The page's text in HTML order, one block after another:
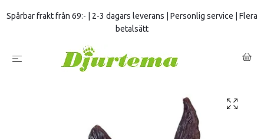
Spårbar frakt från 69:- | 2-3 dagars leverans | Personlig service | Flera
betalsätt